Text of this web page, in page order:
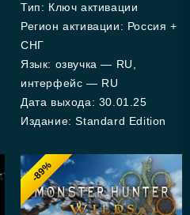
Тип: Ключ активации
Регион активации: Россия +
СНГ
Язык: озвучка — RU,
интерфейс — RU
Дата выхода: 30.01.25
Издание: Standard Edition
-89%